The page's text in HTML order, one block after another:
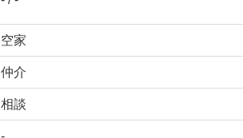
空家
仲介
相談